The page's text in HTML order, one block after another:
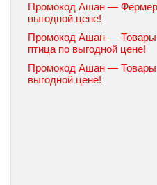
Промокод Ашан —
выгодной цене!
Промокод Ашан —
птица по выгодной цене!
Промокод Ашан — Товары
выгодной цене!